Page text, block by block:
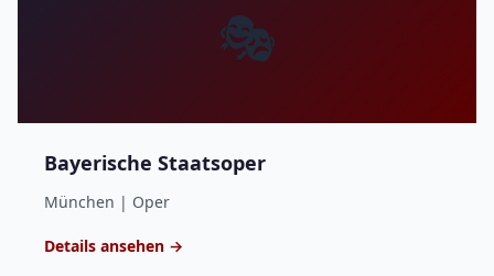
🎭
Bayerische Staatsoper
München | Oper
Details ansehen →